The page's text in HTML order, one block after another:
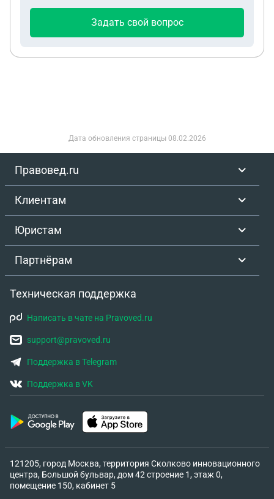
Задать свой вопрос
Дата обновления страницы 08.02.2026
Правовед.ru
Клиентам
Юристам
Партнёрам
Техническая поддержка
Написать в чате на Pravoved.ru
support@pravoved.ru
Поддержка в Telegram
Поддержка в VK
121205, город Москва, территория Сколково инновационного
центра, Большой бульвар, дом 42 строение 1, этаж 0,
помещение 150, кабинет 5